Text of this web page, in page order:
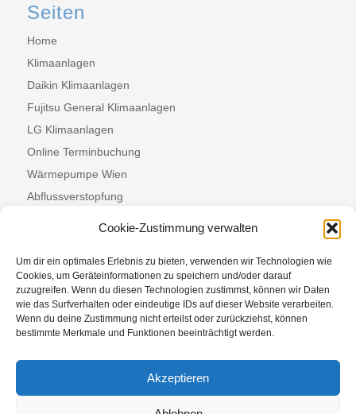
Cookie-Zustimmung verwalten
Um dir ein optimales Erlebnis zu bieten, verwenden wir Technologien wie
Cookies, um Geräteinformationen zu speichern und/oder darauf
zuzugreifen. Wenn du diesen Technologien zustimmst, können wir Daten
wie das Surfverhalten oder eindeutige IDs auf dieser Website verarbeiten.
Wenn du deine Zustimmung nicht erteilst oder zurückziehst, können
bestimmte Merkmale und Funktionen beeinträchtigt werden.
Akzeptieren
Seiten
Home
Klimaanlagen
Daikin Klimaanlagen
Fujitsu General Klimaanlagen
LG Klimaanlagen
Online Terminbuchung
Wärmepumpe Wien
Abflussverstopfung
Gasherd anschließen
Gasleitung abdichten
Thermentausch
Gaskonvektor
Vaillant Thermenwartung